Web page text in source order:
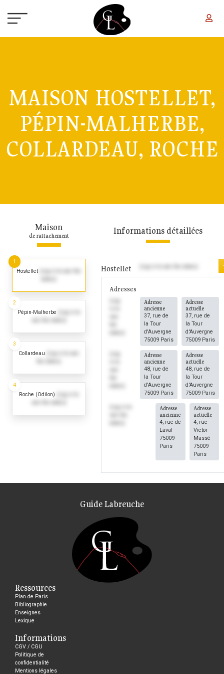
MAISON HOSTELLET,
PÉPIN-MALHERBE,
COLLARDEAU, ROCHE
Maison
de rattachement Informations détaillées
Hostellet
1
Pépin-Malherbe
2
Collardeau
3
Roche (Odilon)
4
Hostellet
Adresses
Adresse
ancienne
37, rue de
la Tour
d'Auvergne
75009 Paris
Adresse
actuelle
37, rue de
la Tour
d'Auvergne
75009 Paris
Adresse
ancienne
48, rue de
la Tour
d'Auvergne
75009 Paris
Adresse
actuelle
48, rue de
la Tour
d'Auvergne
75009 Paris
Adresse
ancienne
4, rue de
Laval
75009
Paris
Adresse
actuelle
4, rue
Victor
Massé
75009
Paris
Guide Labreuche
Ressources
Plan de Paris
Bibliographie
Enseignes
Lexique
Informations
CGV / CGU
Politique de
confidentialité
Mentions légales